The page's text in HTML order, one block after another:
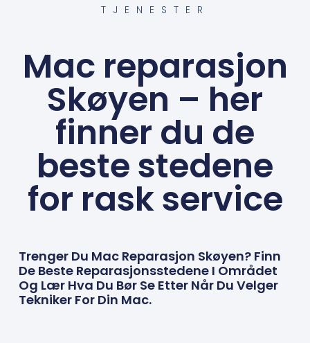
TJENESTER
Mac reparasjon
Skøyen – her
finner du de
beste stedene
for rask service
Trenger Du Mac Reparasjon Skøyen? Finn
De Beste Reparasjonsstedene I Området
Og Lær Hva Du Bør Se Etter Når Du Velger
Tekniker For Din Mac.